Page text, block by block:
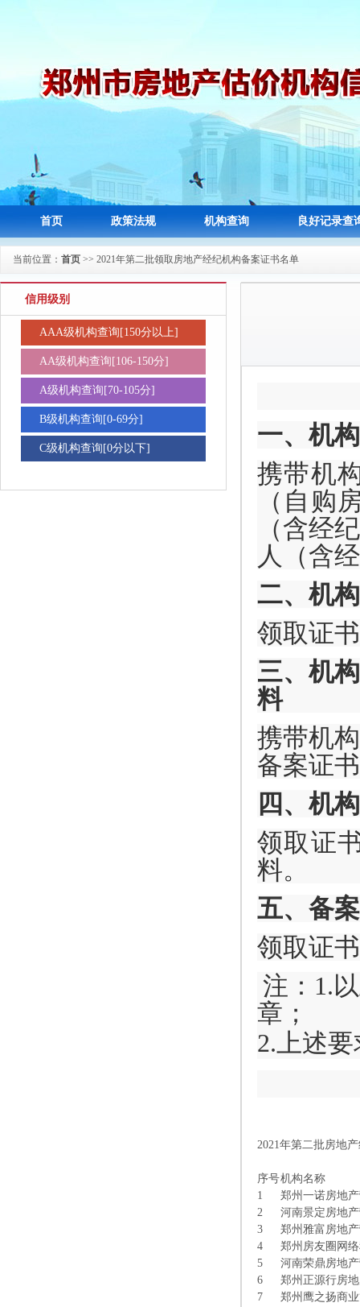
首页 政策法规 机构查询 良好记录查
当前位置： 首页 >> 2021年第二批领取房地产经纪机构备案证书名单
信用级别
AAA级机构查询[150分以上]
AA级机构查询[106-150分]
A级机构查询[70-105分]
B级机构查询[0-69分]
C级机构查询[0分以下]
一、机
携带机
（自购
（含经
人（含
二、机
领取证
三、机
料
携带机
备案证
四、机
领取证
料。
五、备
领取证
注： 1.
章；
2.上述
2021年第二批房地
序号机构名称
1
郑州一诺房地
2
河南景定房地
3
郑州雅富房地
4
郑州房友圈网
5
河南荣鼎房地
6
郑州正源行房
7
郑州鹰之扬商